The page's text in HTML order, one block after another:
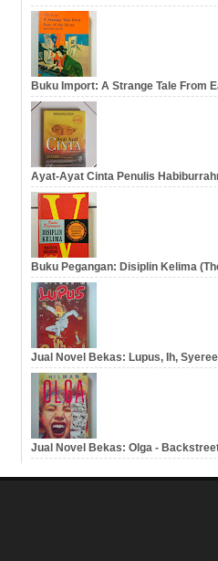
Buku Import: A Strange Tale From
Ayat-Ayat Cinta Penulis
Buku Pegangan: Disiplin Kelima
Jual Novel Bekas: Lupus, Ih,
Jual Novel Bekas: Olga -